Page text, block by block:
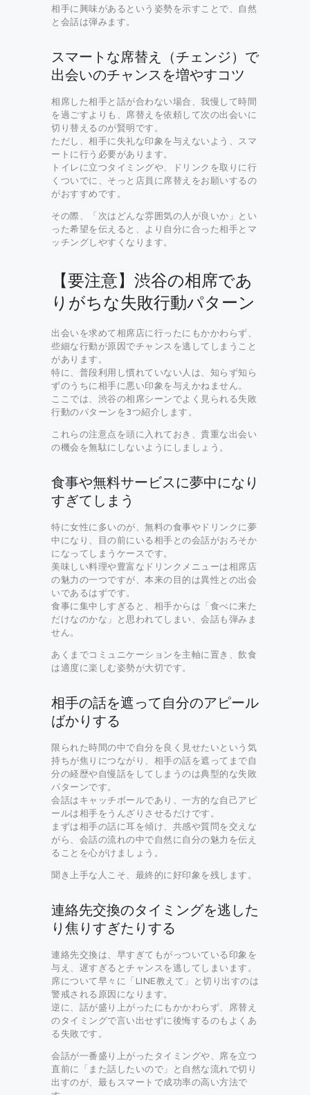
相手に興味があるという姿勢を示すことで、自然
と会話は弾みます。
スマートな席替え（チェンジ）で
出会いのチャンスを増やすコツ
相席した相手と話が合わない場合、我慢して時間
を過ごすよりも、席替えを依頼して次の出会いに
切り替えるのが賢明です。
ただし、相手に失礼な印象を与えないよう、スマ
ートに行う必要があります。
トイレに立つタイミングや、ドリンクを取りに行
くついでに、そっと店員に席替えをお願いするの
がおすすめです。
その際、「次はどんな雰囲気の人が良いか」とい
った希望を伝えると、より自分に合った相手とマ
ッチングしやすくなります。
【要注意】渋谷の相席であ
りがちな失敗行動パターン
出会いを求めて相席店に行ったにもかかわらず、
些細な行動が原因でチャンスを逃してしまうこと
があります。
特に、普段利用し慣れていない人は、知らず知ら
ずのうちに相手に悪い印象を与えかねません。
ここでは、渋谷の相席シーンでよく見られる失敗
行動のパターンを3つ紹介します。
これらの注意点を頭に入れておき、貴重な出会い
の機会を無駄にしないようにしましょう。
食事や無料サービスに夢中になり
すぎてしまう
特に女性に多いのが、無料の食事やドリンクに夢
中になり、目の前にいる相手との会話がおろそか
になってしまうケースです。
美味しい料理や豊富なドリンクメニューは相席店
の魅力の一つですが、本来の目的は異性との出会
いであるはずです。
食事に集中しすぎると、相手からは「食べに来た
だけなのかな」と思われてしまい、会話も弾みま
せん。
あくまでコミュニケーションを主軸に置き、飲食
は適度に楽しむ姿勢が大切です。
相手の話を遮って自分のアピール
ばかりする
限られた時間の中で自分を良く見せたいという気
持ちが焦りにつながり、相手の話を遮ってまで自
分の経歴や自慢話をしてしまうのは典型的な失敗
パターンです。
会話はキャッチボールであり、一方的な自己アピ
ールは相手をうんざりさせるだけです。
まずは相手の話に耳を傾け、共感や質問を交えな
がら、会話の流れの中で自然に自分の魅力を伝え
ることを心がけましょう。
聞き上手な人こそ、最終的に好印象を残します。
連絡先交換のタイミングを逃した
り焦りすぎたりする
連絡先交換は、早すぎてもがっついている印象を
与え、遅すぎるとチャンスを逃してしまいます。
席について早々に「LINE教えて」と切り出すのは
警戒される原因になります。
逆に、話が盛り上がったにもかかわらず、席替え
のタイミングで言い出せずに後悔するのもよくあ
る失敗です。
会話が一番盛り上がったタイミングや、席を立つ
直前に「また話したいので」と自然な流れで切り
出すのが、最もスマートで成功率の高い方法で